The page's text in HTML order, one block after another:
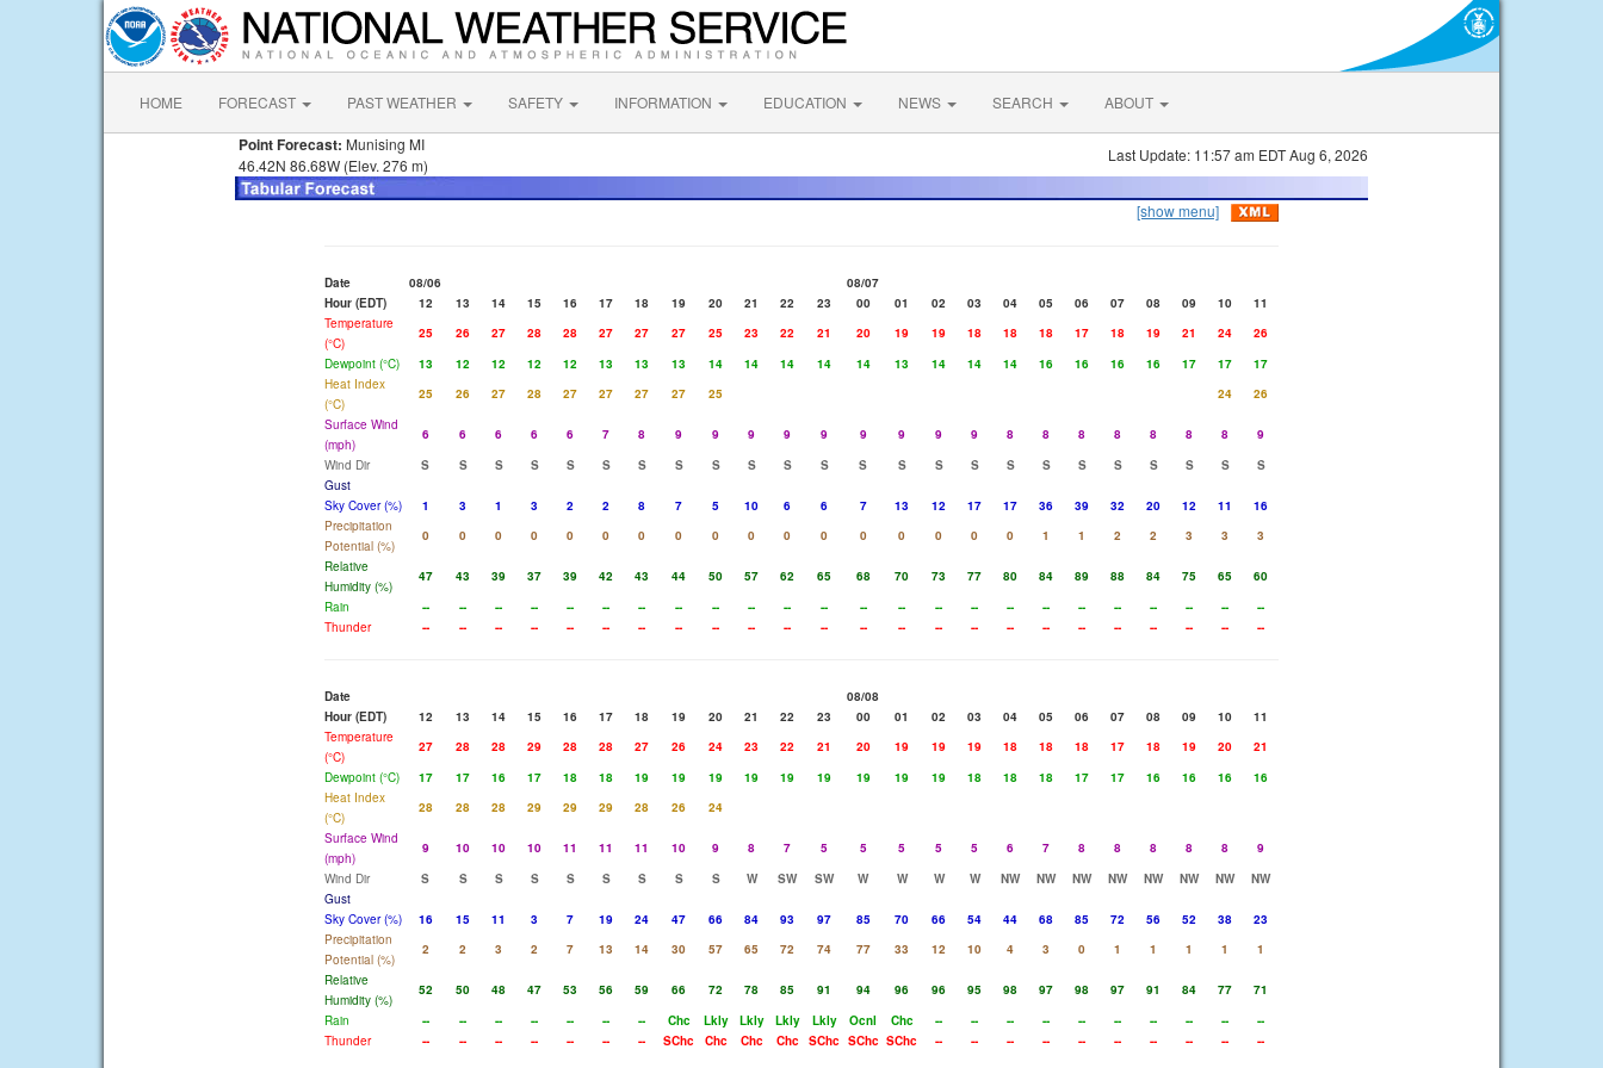
HOME FORECAST PAST WEATHER SAFETY INFORMATION EDUCATION NEWS SEARCH ABOUT
Point Forecast: Munising MI
46.42N 86.68W (Elev. 276 m)
Last Update: 11:57 am EDT Aug 6, 2026
[show menu]
Date 08/06
08/07
Hour (EDT)
12 13 14 15 16 17 18 19 20 21 22 23 00 01 02 03 04 05 06 07 08 09 10
11
Temperature
(°C)
25 26 27 28 28 27 27 27 25 23 22 21 20 19 19 18 18 18 17 18 19 21 24
26
Dewpoint (°C)
13 12 12 12 12 13 13 13 14 14 14 14 14 13 14 14 14 16 16 16 16 17 17
17
Heat Index
(°C)
25 26 27 28 27 27 27 27 25 24
26
Surface Wind
(mph)
6 6 6 6 6 7 8 9 9 9 9 9 9 9 9 9 8 8 8 8 8 8 8
9
Wind Dir
S S S S S S S S S S S S S S S S S S S S S S S
S
Gust
Sky Cover (%)
1 3 1 3 2 2 8 7 5 10 6 6 7 13 12 17 17 36 39 32 20 12 11
16
Precipitation
Potential (%)
0 0 0 0 0 0 0 0 0 0 0 0 0 0 0 0 0 1 1 2 2 3 3
3
Relative
Humidity (%)
47 43 39 37 39 42 43 44 50 57 62 65 68 70 73 77 80 84 89 88 84 75 65
60
Rain
-- -- -- -- -- -- -- -- -- -- -- -- -- -- -- -- -- -- -- -- -- -- --
--
Thunder
-- -- -- -- -- -- -- -- -- -- -- -- -- -- -- -- -- -- -- -- -- -- -- --
Date
08/08
Hour (EDT)
12 13 14 15 16 17 18 19 20 21 22 23 00 01 02 03 04 05 06 07 08 09 10
11
Temperature
(°C)
27 28 28 29 28 28 27 26 24 23 22 21 20 19 19 19 18 18 18 17 18 19 20
21
Dewpoint (°C)
17 17 16 17 18 18 19 19 19 19 19 19 19 19 19 18 18 18 17 17 16 16 16
16
Heat Index
(°C)
28 28 28 29 29 29 28 26
24
Surface Wind
(mph)
9 10 10 10 11 11 11 10 9 8 7 5 5 5 5 5 6 7 8 8 8 8 8
9
Wind Dir
S S S S S S S S S W SW SW W W W W NW NW NW NW NW NW NW
NW
Gust
Sky Cover (%)
16 15 11 3 7 19 24 47 66 84 93 97 85 70 66 54 44 68 85 72 56 52 38
23
Precipitation
Potential (%)
2 2 3 2 7 13 14 30 57 65 72 74 77 33 12 10 4 3 0 1 1 1 1
1
Relative
Humidity (%)
52 50 48 47 53 56 59 66 72 78 85 91 94 96 96 95 98 97 98 97 91 84 77
71
Rain
-- -- -- -- -- -- -- Chc Lkly Lkly Lkly Lkly Ocnl Chc -- -- -- -- -- -- -- -- --
--
Thunder
-- -- -- -- -- -- -- SChc Chc Chc Chc SChc SChc SChc -- -- -- -- -- -- -- -- -- --